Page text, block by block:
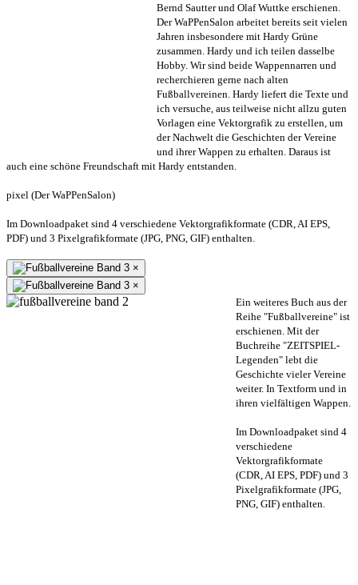
Bernd Sautter und Olaf Wuttke erschienen.
Der WaPPenSalon arbeitet bereits seit vielen
Jahren insbesondere mit Hardy Grüne
zusammen. Hardy und ich teilen dasselbe
Hobby. Wir sind beide Wappennarren und
recherchieren gerne nach alten
Fußballvereinen. Hardy liefert die Texte und
ich versuche, aus teilweise nicht allzu guten
Vorlagen eine Vektorgrafik zu erstellen, um
der Nachwelt die Geschichten der Vereine
und ihrer Wappen zu erhalten. Daraus ist
auch eine schöne Freundschaft mit Hardy entstanden.
pixel (Der WaPPenSalon)
Im Downloadpaket sind 4 verschiedene Vektorgrafikformate (CDR, AI EPS,
PDF) und 3 Pixelgrafikformate (JPG, PNG, GIF) enthalten.
×
×
Ein weiteres Buch aus der
Reihe "Fußballvereine" ist
erschienen. Mit der
Buchreihe "ZEITSPIEL-
Legenden" lebt die
Geschichte vieler Vereine
weiter. In Textform und in
ihren vielfältigen Wappen.
Im Downloadpaket sind 4
verschiedene
Vektorgrafikformate
(CDR, AI EPS, PDF) und 3
Pixelgrafikformate (JPG,
PNG, GIF) enthalten.